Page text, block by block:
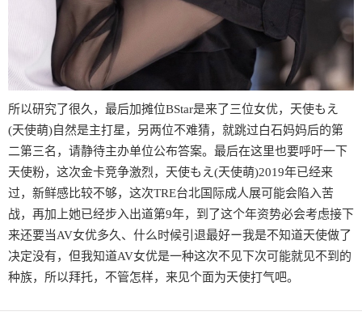
所以研究了很久，最后加摊位BStar是来了三位女优，天使もえ
(天使萌)自然是主打星，另两位不难猜，就跳过白石妈妈后的第
二第三名，请静待主办单位公布答案。最后在这里也要呼吁一下
天使粉，这次金卡竞争激烈，天使もえ(天使萌)2019年已经来
过，新鲜感比较不够，这次TRE台北国际成人展可能会陷入苦
战，再加上她已经步入出道第9年，到了这个年资势必会考虑接下
来还要当AV女优多久、什么时候引退最好ー我是不知道天使做了
决定没有，但我知道AV女优是一种这次不见下次可能就见不到的
种族，所以拜托，不管怎样，来见个面为天使打气吧。